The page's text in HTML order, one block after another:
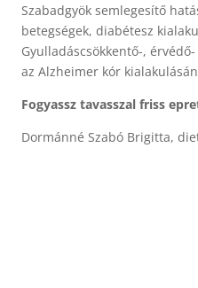
Szabadgyök semlegesítő
betegségek, diabétesz
Gyulladáscsökkentő-,
az Alzheimer kór
Fogyassz tavasszal friss
Dormánné Szabó Brigitta,